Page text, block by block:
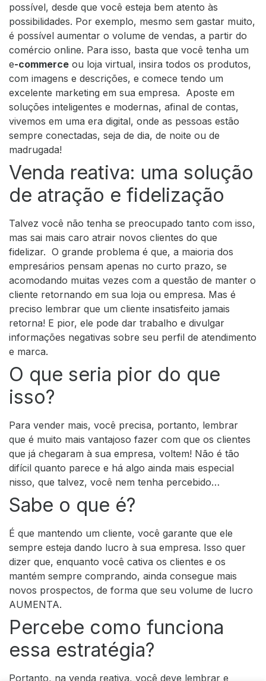
possível, desde que você esteja bem atento às
possibilidades. Por exemplo, mesmo sem gastar muito,
é possível aumentar o volume de vendas, a partir do
comércio online. Para isso, basta que você tenha um
e-commerce ou loja virtual, insira todos os produtos,
com imagens e descrições, e comece tendo um
excelente marketing em sua empresa. Aposte em
soluções inteligentes e modernas, afinal de contas,
vivemos em uma era digital, onde as pessoas estão
sempre conectadas, seja de dia, de noite ou de
madrugada!
Venda reativa: uma solução
de atração e fidelização
Talvez você não tenha se preocupado tanto com isso,
mas sai mais caro atrair novos clientes do que
fidelizar. O grande problema é que, a maioria dos
empresários pensam apenas no curto prazo, se
acomodando muitas vezes com a questão de manter o
cliente retornando em sua loja ou empresa. Mas é
preciso lembrar que um cliente insatisfeito jamais
retorna! E pior, ele pode dar trabalho e divulgar
informações negativas sobre seu perfil de atendimento
e marca.
O que seria pior do que
isso?
Para vender mais, você precisa, portanto, lembrar
que é muito mais vantajoso fazer com que os clientes
que já chegaram à sua empresa, voltem! Não é tão
difícil quanto parece e há algo ainda mais especial
nisso, que talvez, você nem tenha percebido…
Sabe o que é?
É que mantendo um cliente, você garante que ele
sempre esteja dando lucro à sua empresa. Isso quer
dizer que, enquanto você cativa os clientes e os
mantém sempre comprando, ainda consegue mais
novos prospectos, de forma que seu volume de lucro
AUMENTA.
Percebe como funciona
essa estratégia?
Portanto, na venda reativa, você deve lembrar e